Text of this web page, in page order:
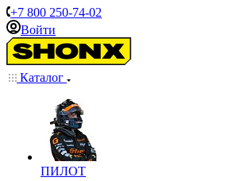
+7 800 250-74-02
Войти
Каталог
ПИЛОТ